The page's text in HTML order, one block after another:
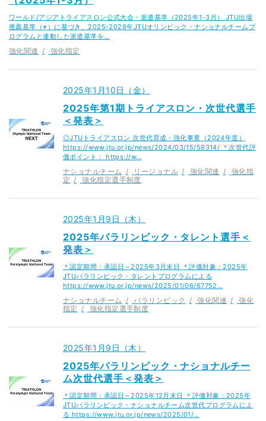
ワールド/アジアトライアスロン公式大会・派遣基準（2025年1-3月） JTU出場
推薦基準（※）に基づき、2025-2028年JTUオリンピック・ナショナルチームプ
ログラムと連動した派遣基準を…
強化関連 強化指定
2025年1月10日（金）
2025年第1期トライアスロン・次世代選手
＜発表＞
◎JTUトライアスロン 次世代育成・強化事業（2024年度）
https://www.jtu.or.jp/news/2024/03/15/59314/ ＊次世代評
価ポイント： https://w…
ナショナルチーム リージョナル 強化関連
強化指
定
強化指定選手制度
2025年1月9日（木）
2025年パラリンピック・タレント選手＜
発表＞
＊認定期間：承認日～2025年3月末日 ＊評価対象：2025年
JTUパラリンピック・タレントプログラムによる
https://www.jtu.or.jp/news/2025/01/06/67752…
ナショナルチーム パラリンピック 強化関連
強化
指定
強化指定選手制度
2025年1月9日（木）
2025年パラリンピック・ナショナルチー
ム次世代選手＜発表＞
＊認定期間：承認日～2025年12月末日 ＊評価対象：2025年
JTUパラリンピック・ナショナルチーム次世代プログラムによ
る https://www.jtu.or.jp/news/2025/01/…